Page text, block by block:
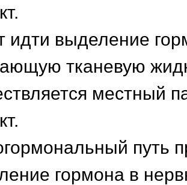
идти выделение
тканевую
местный
путь
гормона в